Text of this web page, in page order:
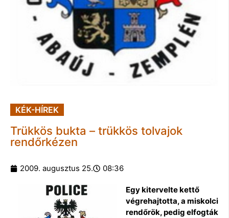
KÉK-HÍREK
Trükkös bukta – trükkös tolvajok
rendőrkézen
2009. augusztus 25. 08:36
Egy kitervelte kettő
végrehajtotta, a miskolci
rendőrök, pedig elfogták